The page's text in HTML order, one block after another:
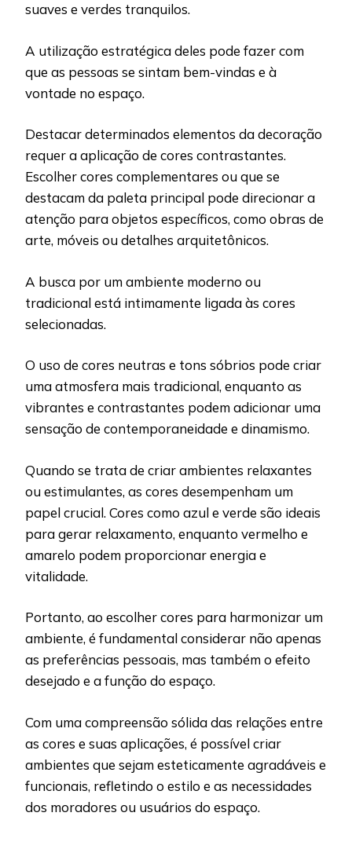
suaves e verdes tranquilos.
A utilização estratégica deles pode fazer com
que as pessoas se sintam bem-vindas e à
vontade no espaço.
Destacar determinados elementos da decoração
requer a aplicação de cores contrastantes.
Escolher cores complementares ou que se
destacam da paleta principal pode direcionar a
atenção para objetos específicos, como obras de
arte, móveis ou detalhes arquitetônicos.
A busca por um ambiente moderno ou
tradicional está intimamente ligada às cores
selecionadas.
O uso de cores neutras e tons sóbrios pode criar
uma atmosfera mais tradicional, enquanto as
vibrantes e contrastantes podem adicionar uma
sensação de contemporaneidade e dinamismo.
Quando se trata de criar ambientes relaxantes
ou estimulantes, as cores desempenham um
papel crucial. Cores como azul e verde são ideais
para gerar relaxamento, enquanto vermelho e
amarelo podem proporcionar energia e
vitalidade.
Portanto, ao escolher cores para harmonizar um
ambiente, é fundamental considerar não apenas
as preferências pessoais, mas também o efeito
desejado e a função do espaço.
Com uma compreensão sólida das relações entre
as cores e suas aplicações, é possível criar
ambientes que sejam esteticamente agradáveis e
funcionais, refletindo o estilo e as necessidades
dos moradores ou usuários do espaço.